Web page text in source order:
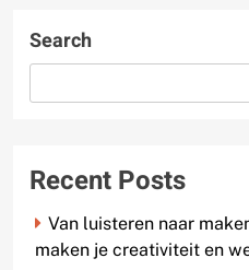
Search
Recent Posts
Van luisteren naar
maken je creativiteit en